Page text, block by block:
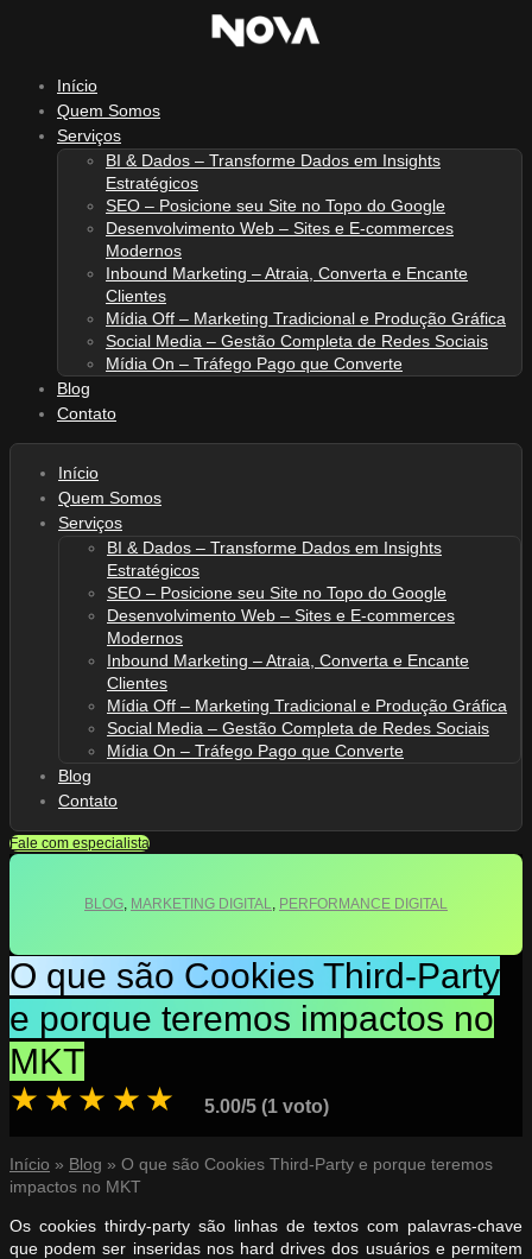
conteúdoInício
Quem Somos
Serviços
BI & Dados – Transforme Dados em Insights
Estratégicos
SEO – Posicione seu Site no Topo do Google
Desenvolvimento Web – Sites e E-commerces
Modernos
Inbound Marketing – Atraia, Converta e Encante
Clientes
Mídia Off – Marketing Tradicional e Produção Gráfica
Social Media – Gestão Completa de Redes Sociais
Mídia On – Tráfego Pago que Converte
Blog
Contato
Início
Quem Somos
Serviços
BI & Dados – Transforme Dados em Insights
Estratégicos
SEO – Posicione seu Site no Topo do Google
Desenvolvimento Web – Sites e E-commerces
Modernos
Inbound Marketing – Atraia, Converta e Encante
Clientes
Mídia Off – Marketing Tradicional e Produção Gráfica
Social Media – Gestão Completa de Redes Sociais
Mídia On – Tráfego Pago que Converte
Blog
Contato
Fale com especialista
BLOG, MARKETING DIGITAL, PERFORMANCE DIGITAL
O que são Cookies Third-Party
e porque teremos impactos no
MKT
★
★
★
★
★ 5.00/5 (1 voto)
Início » Blog » O que são Cookies Third-Party e porque teremos
impactos no MKT
Os cookies thirdy-party são linhas de textos com palavras-chave
que podem ser inseridas nos hard drives dos usuários e permitem